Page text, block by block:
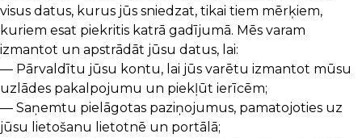
visus datus, kurus jūs sniedzat, tikai tiem mērķiem,
kuriem esat piekritis katrā gadījumā. Mēs varam
izmantot un apstrādāt jūsu datus, lai:
— Pārvaldītu jūsu kontu, lai jūs varētu izmantot mūsu
uzlādes pakalpojumu un piekļūt ierīcēm;
— Saņemtu pielāgotas paziņojumus, pamatojoties uz
jūsu lietošanu lietotnē un portālā;